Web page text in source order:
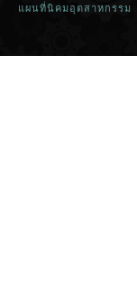
แผนที่นิคมอุตสาหกรรม